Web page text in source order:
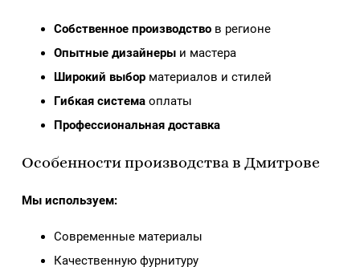
Собственное производствов регионе
Опытные дизайнерыи мастера
Широкий выборматериалов и стилей
Гибкая системаоплаты
Профессиональная доставка
Особенности производства в Дмитрове
Мы используем:
Современные материалы
Качественную фурнитуру